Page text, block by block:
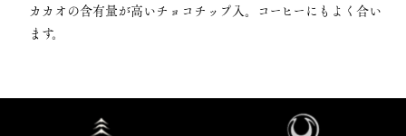
カカオの含有量が高いチョコチップ入。 コーヒーにもよく合い
ます。